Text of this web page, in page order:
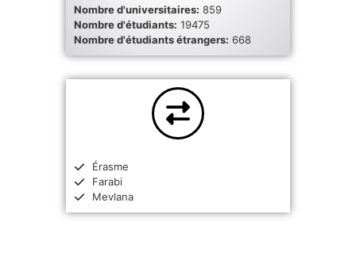
Nombre d'universitaires: 859
Nombre d'étudiants: 19475
Nombre d'étudiants étrangers: 668
Érasme
Farabi
Mevlana